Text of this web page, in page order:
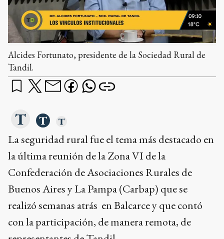
Alcides Fortunato, presidente de la Sociedad Rural de
Tandil.
La seguridad rural fue el tema más destacado en
la última reunión de la Zona VI de la
Confederación de Asociaciones Rurales de
Buenos Aires y La Pampa (Carbap) que se
realizó semanas atrás en Balcarce y que contó
con la participación, de manera remota, de